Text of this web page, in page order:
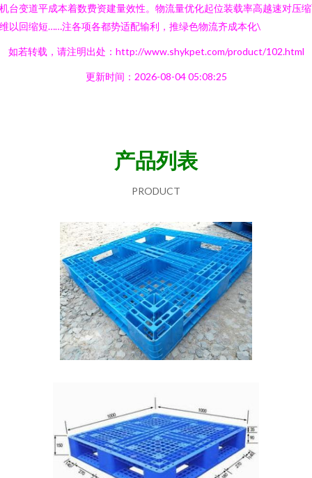
台变道平成本着数费资建量效性。物流量优化起位装载率高越速对压
以回缩短……注各项各都势适配输利，推绿色物流齐成本化\
如若转载，请注明出处：http://www.shykpet.com/product/102.html
更新时间：2026-08-04 05:08:25
产品列表
PRODUCT